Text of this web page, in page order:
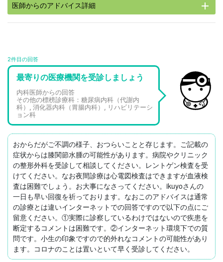
医師からのアドバイス詳細 add
2件目の回答
最寄りの医療機関を受診しましょう
内科医師からの回答
その他の標榜診療科：糖尿病内科（代謝内
科）, 消化器内科（胃腸内科）, リハビリテーシ
ョン科
おからだがご不調の様子、おつらいことと存じます。ご記載の
症状からは膝関節水腫の可能性があります。病院やクリニック
の整形外科を受診して相談してください。レントゲン検査を受
けてください。なお夜間診療は心電図検査はできますが血液検
査は困難でしょう。お大事になさってください。ikuyoさんの
一日も早い回復を祈っております。なおこのアドバイスは通常
の診療とは違いインターネットでの回答ですので以下の点にご
留意ください。①実際に診察しているわけではないので疾患を
断定するコメントは困難です。②インターネット環境下での質
問です。小生の印象ですので的外れなコメントの可能性があり
ます。コロナのことは置いといて早く受診してください。